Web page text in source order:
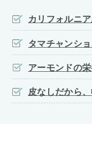
カリフォルニ
タマチャンシ
アーモンドの
皮なしだから